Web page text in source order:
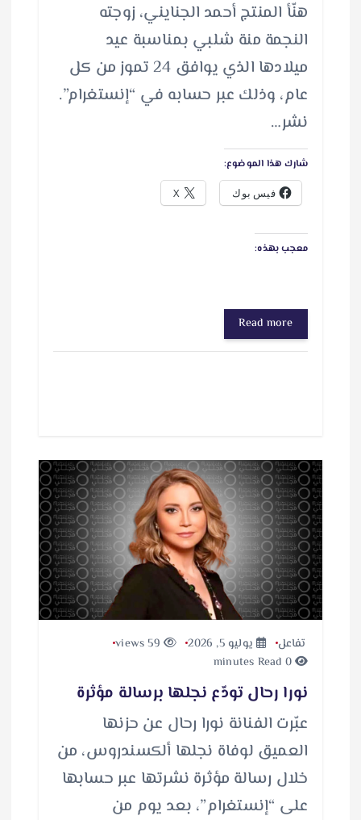
هنّأ المنتج أحمد الجنايني، زوجته
النجمة منة شلبي بمناسبة عيد
ميلادها الذي يوافق 24 تموز من كل
عام، وذلك عبر حسابه في “إنستغرام”.
نشر…
شارك هذا الموضوع:
فيس بوك X
معجب بهذه:
Read more
تفاعل يوليو 5, 2026
0 minutes Read
نورا رحال تودّع نجلها برسالة مؤثرة
عبّرت الفنانة نورا رحال عن حزنها
العميق لوفاة نجلها ألكسندروس، من
خلال رسالة مؤثرة نشرتها عبر حسابها
على “إنستغرام”، بعد يوم من